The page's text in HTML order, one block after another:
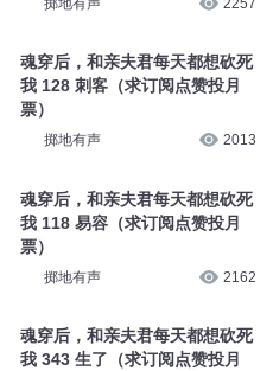
魂穿后，和亲夫君每天都想砍死
我 128 刺客（求订阅点赞投月
票）
掷地有声 2013
魂穿后，和亲夫君每天都想砍死
我 118 易容（求订阅点赞投月
票）
掷地有声 2162
魂穿后，和亲夫君每天都想砍死
我 343 生了（求订阅点赞投月